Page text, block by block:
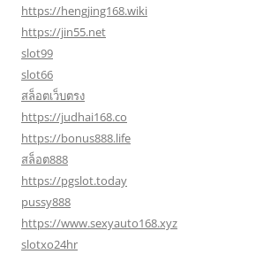
https://hengjing168.wiki
https://jin55.net
slot99
slot66
สล็อตเว็บตรง
https://judhai168.co
https://bonus888.life
สล็อต888
https://pgslot.today
pussy888
https://www.sexyauto168.xyz
slotxo24hr